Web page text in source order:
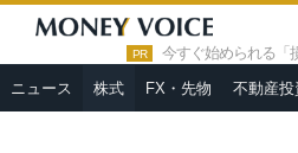
PR 今すぐ始められる「
ニュース 株式 FX・先物 不動産投
HOME » 株式 »
安倍辞任、なぜ
プとの蜜月」の世界的価値＝山田健彦